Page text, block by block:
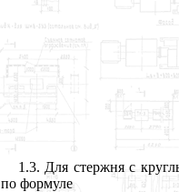
1.3. Для стержня с
по формуле